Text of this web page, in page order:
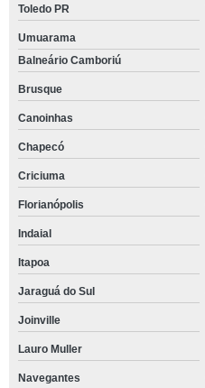
Toledo PR
Umuarama
Balneário Camboriú
Brusque
Canoinhas
Chapecó
Criciuma
Florianópolis
Indaial
Itapoa
Jaraguá do Sul
Joinville
Lauro Muller
Navegantes